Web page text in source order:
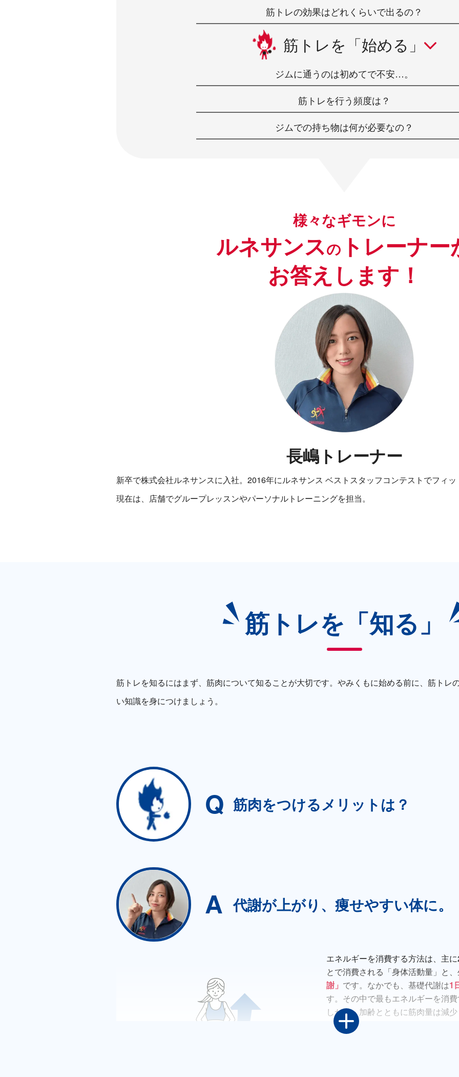
筋トレの効果はどれくらいで出るの？
筋トレを「始める」
ジムに通うのは初めてで不安…。
筋トレを行う頻度は？
ジムでの持ち物は何が必要なの？
様々なギモンに
ルネサンスの トレーナー
お答えします！
長嶋トレーナー
新卒で株式会社ルネサンスに入社。2016年にルネサンス ベストスタッフコンテストでフィ
現在は、店舗でグループレッスンやパーソナルトレーニングを担当。
筋トレを「知る」
筋トレを知るにはまず、筋肉について知ることが大切です。やみくもに始める前に、筋トレ
い知識を身につけましょう。
筋肉をつけるメリットは？
代謝が上がり、痩せやすい体に。
エネルギーを消費する方法は、主
とで消費される「身体活動量」と
謝」 です。なかでも、基礎代謝は1
す。その中で最もエネルギーを消
しかし、加齢とともに筋肉量は減
代謝が減少し1日の消費量も低下